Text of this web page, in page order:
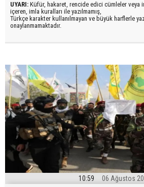
UYARI: Küfür, hakaret, rencide edici cümleler veya
içeren, imla kuralları ile yazılmamış,
Türkçe karakter kullanılmayan ve büyük harflerle
onaylanmamaktadır.
10:59 06 Ağustos